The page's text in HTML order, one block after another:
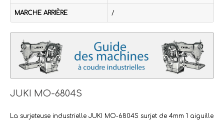
MARCHE ARRIÈRE /
JUKI MO-6804S
La surjeteuse industrielle JUKI MO-6804S surjet de 4mm 1 aiguille